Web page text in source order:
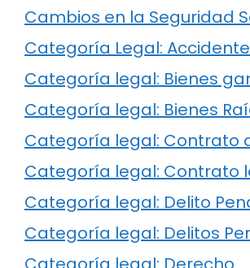
Cambios en la Seguridad
Categoría Legal:
Categoría legal: Bienes
Categoría legal: Bienes
Categoría legal: Contrato
Categoría legal: Contrato
Categoría legal: Delito
Categoría legal: Delitos